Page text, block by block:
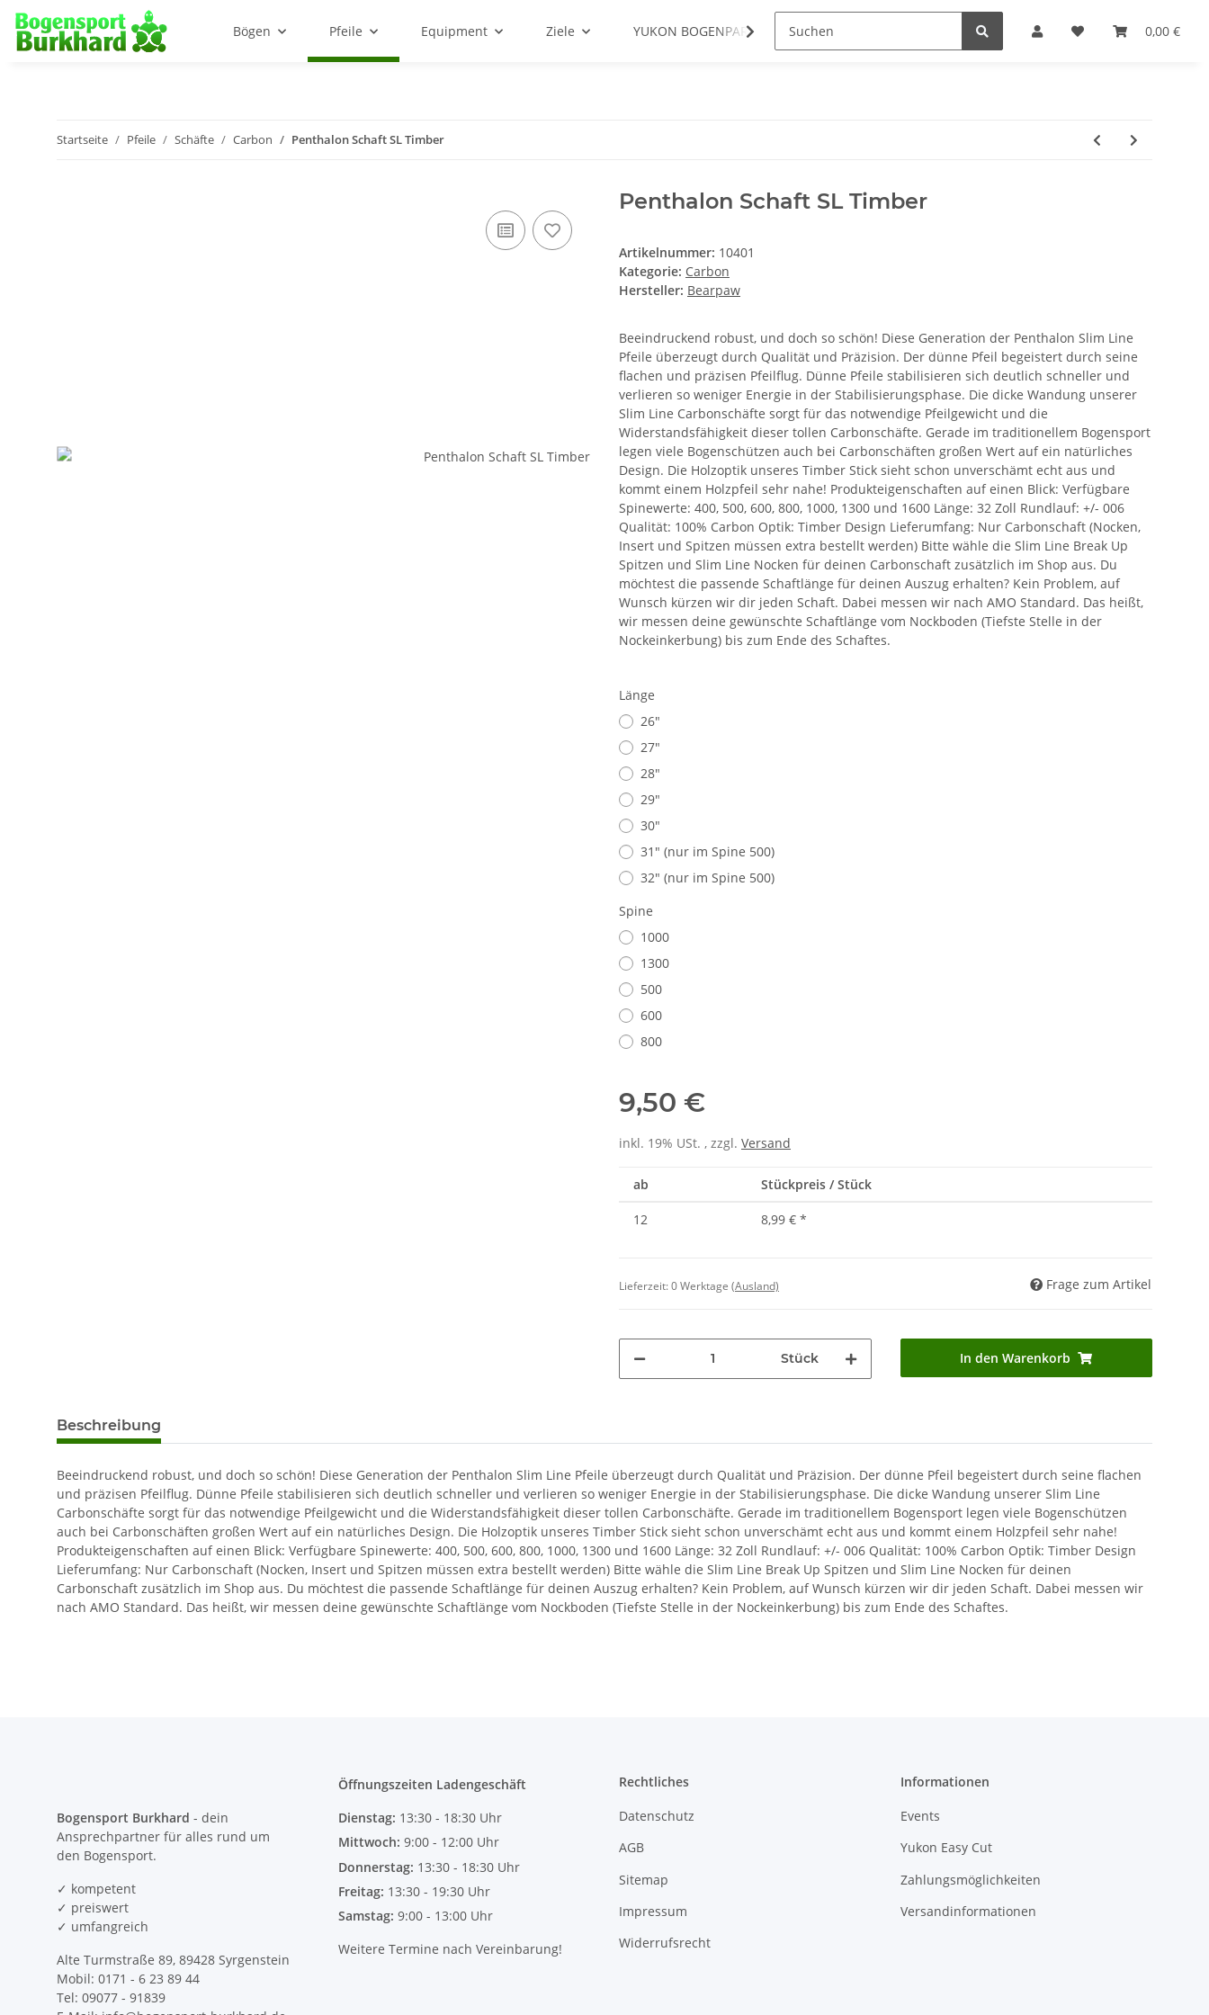
0,00 €
Bögen Pfeile Equipment Ziele YUKON BOGENPARCOURS Kurse im instinktiven Bogenschießen Sonderangebote
Startseite Pfeile Schäfte Carbon Penthalon Schaft SL Timber
Penthalon Schaft SL Timber
Artikelnummer: 10401
Kategorie: Carbon
Hersteller: Bearpaw
Beeindruckend robust, und doch so schön! Diese Generation der Penthalon Slim Line
Pfeile überzeugt durch Qualität und Präzision. Der dünne Pfeil begeistert durch seine
flachen und präzisen Pfeilflug. Dünne Pfeile stabilisieren sich deutlich schneller und
verlieren so weniger Energie in der Stabilisierungsphase. Die dicke Wandung unserer
Slim Line Carbonschäfte sorgt für das notwendige Pfeilgewicht und die
Widerstandsfähigkeit dieser tollen Carbonschäfte. Gerade im traditionellem Bogensport
legen viele Bogenschützen auch bei Carbonschäften großen Wert auf ein natürliches
Design. Die Holzoptik unseres Timber Stick sieht schon unverschämt echt aus und
kommt einem Holzpfeil sehr nahe! Produkteigenschaften auf einen Blick: Verfügbare
Spinewerte: 400, 500, 600, 800, 1000, 1300 und 1600 Länge: 32 Zoll Rundlauf: +/- 006
Qualität: 100% Carbon Optik: Timber Design Lieferumfang: Nur Carbonschaft (Nocken,
Insert und Spitzen müssen extra bestellt werden) Bitte wähle die Slim Line Break Up
Spitzen und Slim Line Nocken für deinen Carbonschaft zusätzlich im Shop aus. Du
möchtest die passende Schaftlänge für deinen Auszug erhalten? Kein Problem, auf
Wunsch kürzen wir dir jeden Schaft. Dabei messen wir nach AMO Standard. Das heißt,
wir messen deine gewünschte Schaftlänge vom Nockboden (Tiefste Stelle in der
Nockeinkerbung) bis zum Ende des Schaftes.
Länge
26"
27"
28"
29"
30"
31" (nur im Spine 500)
32" (nur im Spine 500)
Spine
1000
1300
500
600
800
9,50 €
inkl. 19% USt. , zzgl. Versand
ab Stückpreis / Stück
12 8,99 € *
Lieferzeit:0 Werktage (Ausland) Frage zum Artikel
Stück In den Warenkorb
Beschreibung
Beeindruckend robust, und doch so schön! Diese Generation der Penthalon Slim Line Pfeile überzeugt durch Qualität und Präzision. Der dünne Pfeil begeistert durch seine flachen
und präzisen Pfeilflug. Dünne Pfeile stabilisieren sich deutlich schneller und verlieren so weniger Energie in der Stabilisierungsphase. Die dicke Wandung unserer Slim Line
Carbonschäfte sorgt für das notwendige Pfeilgewicht und die Widerstandsfähigkeit dieser tollen Carbonschäfte. Gerade im traditionellem Bogensport legen viele Bogenschützen
auch bei Carbonschäften großen Wert auf ein natürliches Design. Die Holzoptik unseres Timber Stick sieht schon unverschämt echt aus und kommt einem Holzpfeil sehr nahe!
Produkteigenschaften auf einen Blick: Verfügbare Spinewerte: 400, 500, 600, 800, 1000, 1300 und 1600 Länge: 32 Zoll Rundlauf: +/- 006 Qualität: 100% Carbon Optik: Timber Design
Lieferumfang: Nur Carbonschaft (Nocken, Insert und Spitzen müssen extra bestellt werden) Bitte wähle die Slim Line Break Up Spitzen und Slim Line Nocken für deinen
Carbonschaft zusätzlich im Shop aus. Du möchtest die passende Schaftlänge für deinen Auszug erhalten? Kein Problem, auf Wunsch kürzen wir dir jeden Schaft. Dabei messen wir
nach AMO Standard. Das heißt, wir messen deine gewünschte Schaftlänge vom Nockboden (Tiefste Stelle in der Nockeinkerbung) bis zum Ende des Schaftes.
Bogensport Burkhard - dein
Ansprechpartner für alles rund um
den Bogensport.
✓ kompetent
✓ preiswert
✓ umfangreich
Alte Turmstraße 89, 89428 Syrgenstein
Mobil: 0171 - 6 23 89 44
Tel: 09077 - 91839
Öffnungszeiten Ladengeschäft
Dienstag: 13:30 - 18:30 Uhr
Mittwoch: 9:00 - 12:00 Uhr
Donnerstag: 13:30 - 18:30 Uhr
Freitag: 13:30 - 19:30 Uhr
Samstag: 9:00 - 13:00 Uhr
Weitere Termine nach Vereinbarung!
Rechtliches
Datenschutz
AGB
Sitemap
Impressum
Widerrufsrecht
Informationen
Events
Yukon Easy Cut
Zahlungsmöglichkeiten
Versandinformationen